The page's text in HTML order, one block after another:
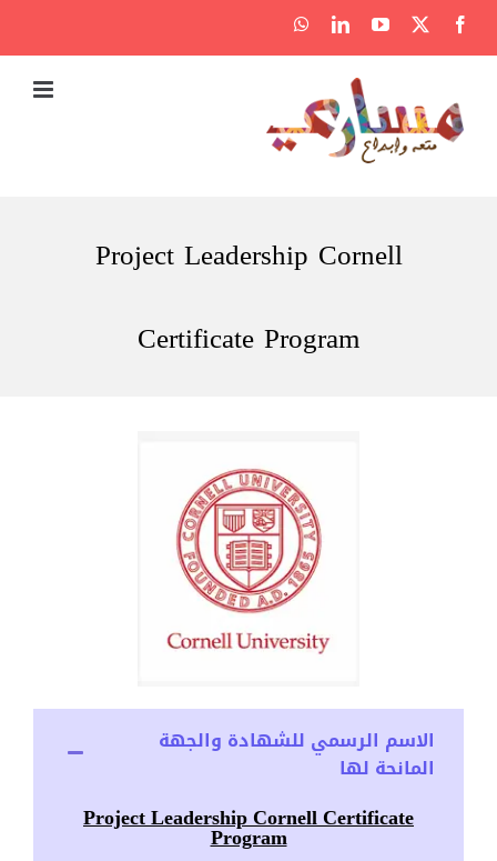
to
content
Facebook
X
YouTube
LinkedIn
WhatsApp
Project Leadership Cornell
Certificate Program
الاسم الرسمي للشهادة والجهة
المانحة لها
Project Leadership Cornell Certificate
Program